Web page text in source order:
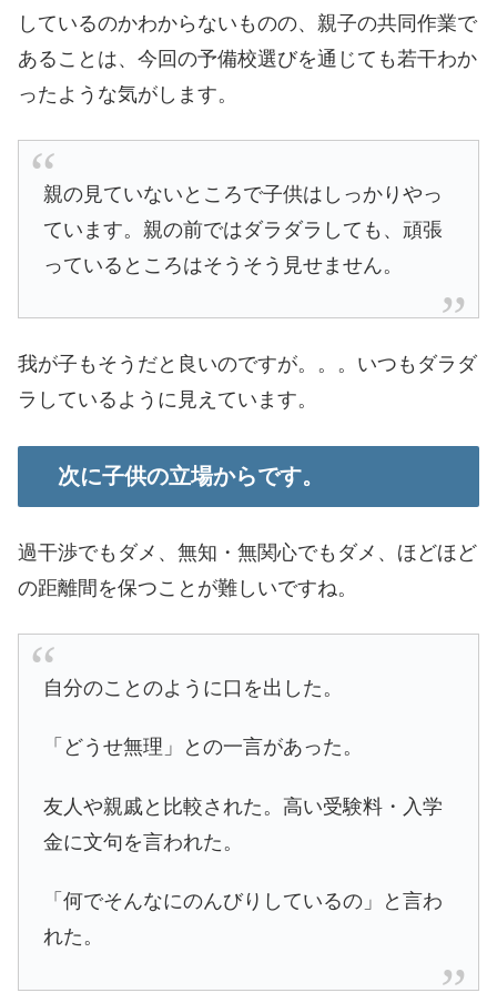
しているのかわからないものの、親子の共同作業で
あることは、今回の予備校選びを通じても若干わか
ったような気がします。
親の見ていないところで子供はしっかりやっ
ています。親の前ではダラダラしても、頑張
っているところはそうそう見せません。
我が子もそうだと良いのですが。。。いつもダラダ
ラしているように見えています。
次に子供の立場からです。
過干渉でもダメ、無知・無関心でもダメ、ほどほど
の距離間を保つことが難しいですね。
自分のことのように口を出した。
「どうせ無理」との一言があった。
友人や親戚と比較された。高い受験料・入学
金に文句を言われた。
「何でそんなにのんびりしているの」と言わ
れた。